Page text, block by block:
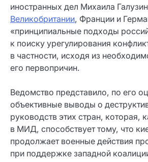
иностранных дел Михаила
Великобритании, Франции и
«принципиальные подходы
к поиску урегулирования
в частности, исходя из
его первопричин.
Ведомство представило, по его
объективные выводы о
руководств этих стран, которая,
в МИД, способствует тому, что
продолжает военные действия
при поддержке западной